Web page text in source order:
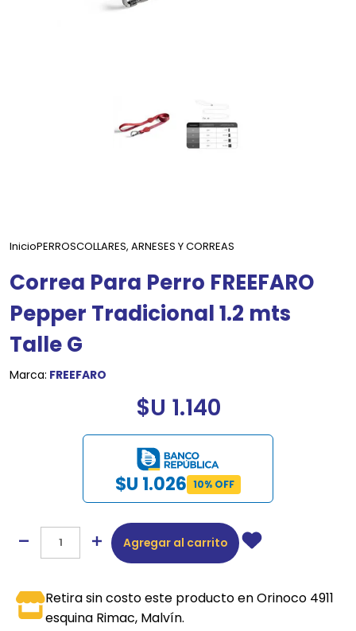
InicioPERROSCOLLARES, ARNESES Y CORREAS
Correa Para Perro FREEFARO
Pepper Tradicional 1.2 mts
Talle G
Marca: FREEFARO
$U 1.140
$U 1.026 10% OFF
Agregar al carrito
Retira sin costo este producto en Orinoco 4911
esquina Rimac, Malvín.